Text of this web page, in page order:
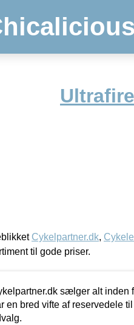
Cykelpartner.dk,
til gode priser.
sælger alt inden
en bred vifte af reservedele